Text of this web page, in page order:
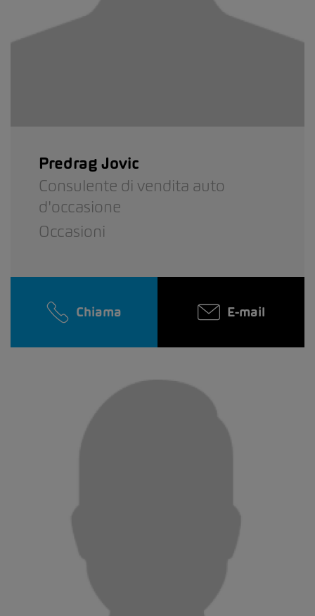
Predrag Jovic
Consulente di vendita auto
d'occasione
Occasioni
Chiama E-mail